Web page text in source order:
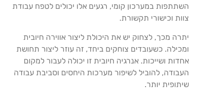
השתתפות במערכון קומי, רגעים אלו יכולים לטפח עבודת
צוות וכישורי תקשורת.
יתרה מכך, לצחוק יש את היכולת ליצור אווירה חיובית
ומכילה. כשעובדים צוחקים ביחד, זה עוזר ליצור תחושת
אחדות ושייכות. אנרגיה חיובית זו יכולה לעבור למקום
העבודה, להוביל לשיפור מערכות היחסים וסביבת עבודה
שיתופית יותר.